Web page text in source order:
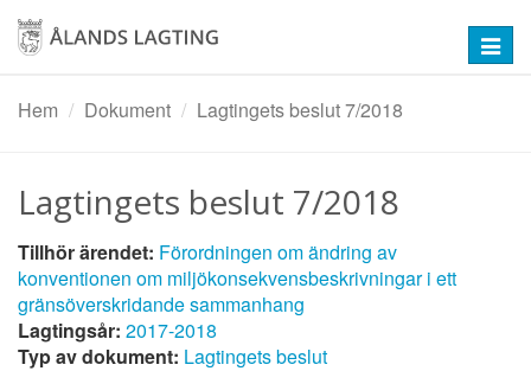
Hoppa
huvudinnehåll
Hem
Dokument Lagtingets beslut 7/2018
Lagtingets beslut 7/2018
Tillhör ärendet: Förordningen om ändring av
konventionen om miljökonsekvensbeskrivningar i ett
gränsöverskridande sammanhang
Lagtingsår: 2017-2018
Typ av dokument: Lagtingets beslut